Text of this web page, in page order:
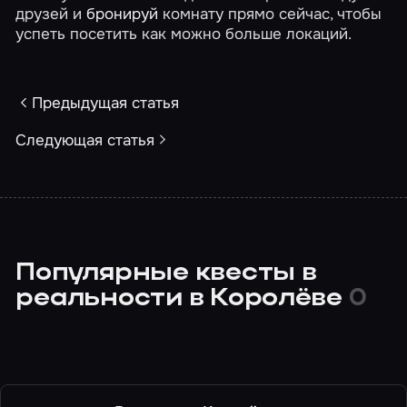
друзей ибронируй комнату прямо сейчас, чтобы
успеть посетить как можно больше локаций.
Предыдущая статья
Следующая статья
Популярные квесты в
реальности в Королёве 0